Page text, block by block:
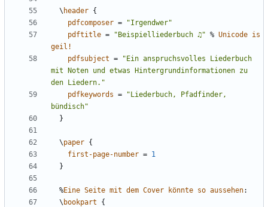
\ header {
pdfcomposer =
"Irgendwer"
pdftitle = "Beispielliederbuch ♫" % Unicode is
geil!
pdfsubject =
"Ein anspruchsvolles Liederbuch
mit Noten und etwas Hintergrundinformationen zu
den Liedern."
pdfkeywords =
"Liederbuch, Pfadfinder,
bündisch"
}
\paper {
first-page-number = 1
}
%Eine Seite mit dem Cover könnte so aussehen:
\ bookpart
{